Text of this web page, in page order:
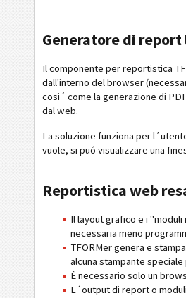
Generatore di
Il componente per reportistica
dall'interno del browser
cosi´ come la generazione di
dal web.
La soluzione funziona per
vuole, si puó visualizzare una
Reportistica web
Il layout grafico e i
necessaria meno
TFORMer genera e
alcuna stampante
È necessario solo un
L´output di report o